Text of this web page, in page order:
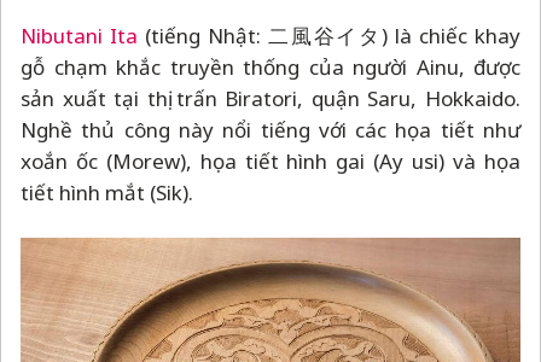
Nibutani Ita (tiếng Nhật: 二風谷イタ) là chiếc khay
gỗ chạm khắc truyền thống của người Ainu, được
sản xuất tại thị trấn Biratori, quận Saru, Hokkaido.
Nghề thủ công này nổi tiếng với các họa tiết như
xoắn ốc (Morew), họa tiết hình gai (Ay usi) và họa
tiết hình mắt (Sik).